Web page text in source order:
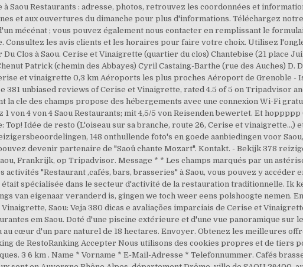
Saou Restaurants : adresse, photos, retrouvez les coordonnées et
et aux ouvertures du dimanche pour plus d'informations. Téléchargez
mécénat ; vous pouvez également nous contacter en remplissant le
Consultez les avis clients et les horaires pour faire votre choix. Utilisez
Clos à Saou. Cerise et Vinaigrette (quartier du clos) Chantebise (21 place
Patrick (chemin des Abbayes) Cyril Castaing-Barthe (rue des Auches) D.
et vinaigrette 0,3 km Aéroports les plus proches Aéroport de Grenoble -
381 unbiased reviews of Cerise et Vinaigrette, rated 4.5 of 5 on Tripadvisor
la cle des champs propose des hébergements avec une connexion Wi-Fi
von 4 von 4 Saou Restaurants; mit 4,5/5 von Reisenden bewertet. Et hoppppp
Top! Idée de resto (L'oiseau sur sa branche, route 26, Cerise et vinaigrette…)
148 onthullende foto's en goede aanbiedingen voor
devenir partenaire de "Saoû chante Mozart". Kontakt. - Bekijk 378
Frankrijk, op Tripadvisor. Message * * Les champs marqués par un
activités "Restaurant ,cafés, bars, brasseries" à Saou, vous pouvez y accéder
était spécialisée dans le secteur d'activité de la restauration traditionnelle. Ik
van eigenaar veranderd is, gingen we toch weer eens polshoogte nemen.
Saou: Veja 380 dicas e avaliações imparciais de Cerise et
em Saou. Doté d'une piscine extérieure et d'une vue panoramique sur
au cœur d'un parc naturel de 18 hectares. Envoyer. Obtenez les meilleures
de RestoRanking Accepter Nous utilisons des cookies propres et de
3 6 km . Name * Vorname * E-Mail-Adresse * Telefonnummer. Cafés